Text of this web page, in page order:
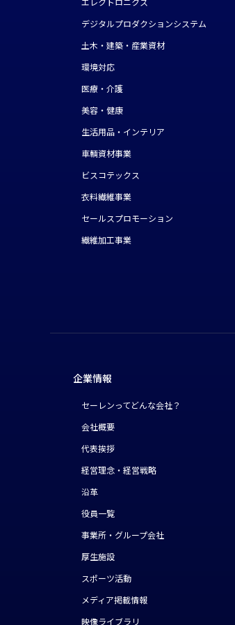
デジタルプロダクションシステム
土木・建築・産業資材
環境対応
医療・介護
美容・健康
生活用品・インテリア
車輌資材事業
ビスコテックス
衣料繊維事業
セールスプロモーション
繊維加工事業
企業情報
セーレンってどんな会社？
会社概要
代表挨拶
経営理念・経営戦略
沿革
役員一覧
事業所・グループ会社
厚生施設
スポーツ活動
メディア掲載情報
映像ライブラリ